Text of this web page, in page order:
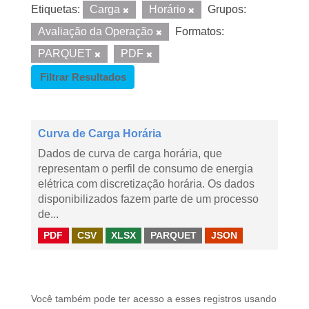
Etiquetas: Carga Horário
Grupos:
Avaliação da Operação
Formatos:
PARQUET
PDF
Filtrar Resultados
Curva de Carga Horária
Dados de curva de carga horária, que
representam o perfil de consumo de energia
elétrica com discretização horária. Os dados
disponibilizados fazem parte de um processo
de...
PDF CSV XLSX PARQUET JSON
Você também pode ter acesso a esses registros usando